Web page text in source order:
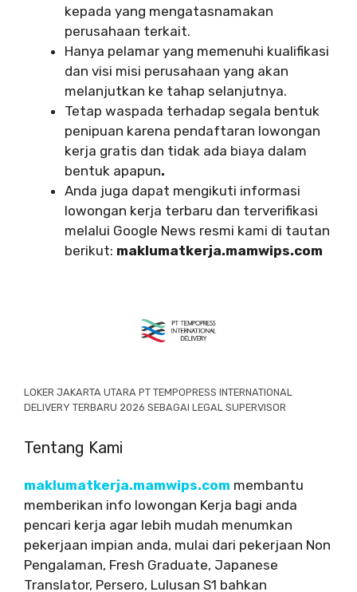
kepada yang mengatasnamakan
perusahaan terkait.
Hanya pelamar yang memenuhi kualifikasi
dan visi misi perusahaan yang akan
melanjutkan ke tahap selanjutnya.
Tetap waspada terhadap segala bentuk
penipuan karena pendaftaran lowongan
kerja gratis dan tidak ada biaya dalam
bentuk apapun.
Anda juga dapat mengikuti informasi
lowongan kerja terbaru dan terverifikasi
melalui Google News resmi kami di tautan
berikut: maklumatkerja.mamwips.com
LOKER JAKARTA UTARA PT TEMPOPRESS INTERNATIONAL
DELIVERY TERBARU 2026 SEBAGAI LEGAL SUPERVISOR
Tentang Kami
maklumatkerja.mamwips.com membantu
memberikan info lowongan Kerja bagi anda
pencari kerja agar lebih mudah menumkan
pekerjaan impian anda, mulai dari pekerjaan Non
Pengalaman, Fresh Graduate, Japanese
Translator, Persero, Lulusan S1 bahkan